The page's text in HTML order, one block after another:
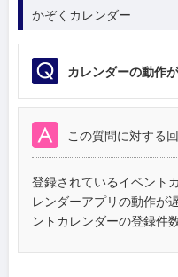
かぞくカレンダー
カレンダーの動作
この質問に対する
登録されているイベント
レンダーアプリの動作が
ントカレンダーの登録件